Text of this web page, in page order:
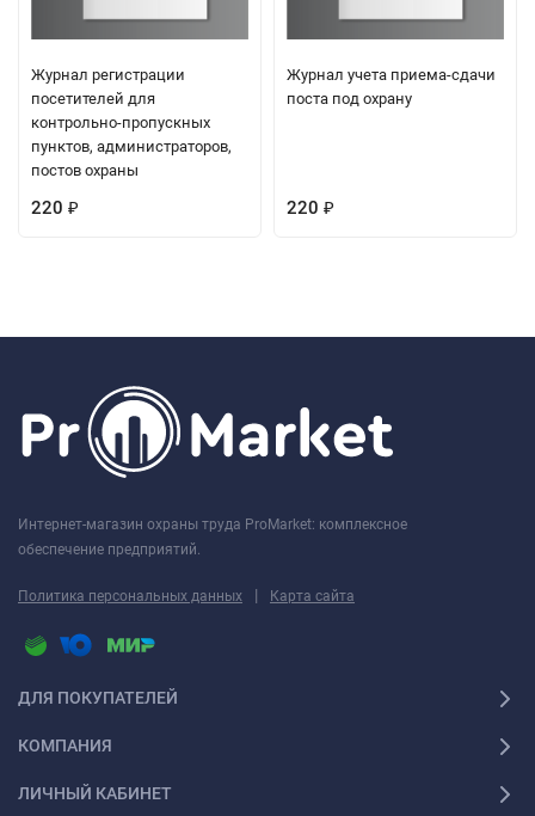
Журнал регистрации
посетителей для
контрольно-пропускных
пунктов, администраторов,
постов охраны
220 ₽
Журнал учета приема-сдачи
поста под охрану
220 ₽
Интернет-магазин охраны труда ProMarket: комплексное
обеспечение предприятий.
Политика персональных данных | Карта сайта
ДЛЯ ПОКУПАТЕЛЕЙ
КОМПАНИЯ
ЛИЧНЫЙ КАБИНЕТ